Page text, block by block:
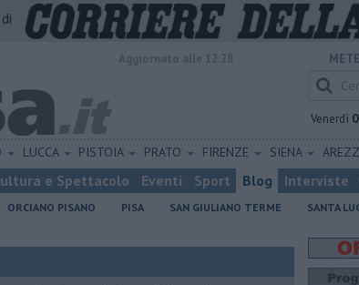
Venerdì
LUCCA PISTOIA PRATO FIRENZE SIENA
e Spettacolo Eventi Sport Blog Interviste
ORCIANO PISANO PISA SAN GIULIANO TERME SANTA